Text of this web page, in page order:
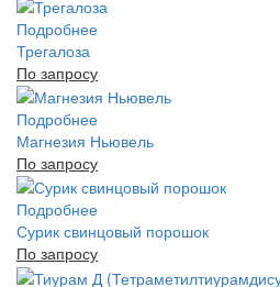
Подробнее
Трегалоза
По запросу
Подробнее
Магнезия Ньювель
По запросу
Подробнее
Сурик свинцовый порошок
По запросу